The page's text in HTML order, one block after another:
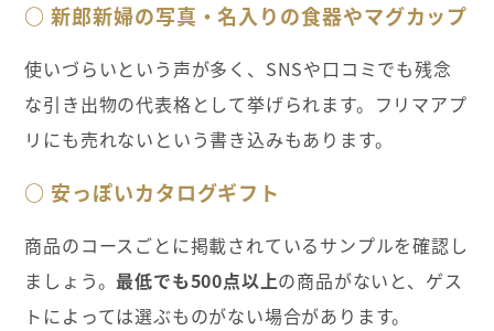
○ 新郎新婦の写真・名入りの食器やマグカップ
使いづらいという声が多く、SNSや口コミでも残念
な引き出物の代表格として挙げられます。フリマアプ
リにも売れないという書き込みもあります。
○ 安っぽいカタログギフト
商品のコースごとに掲載されているサンプルを確認し
ましょう。最低でも500点以上の商品がないと、ゲス
トによっては選ぶものがない場合があります。